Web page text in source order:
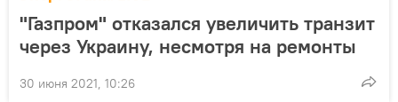
"Газпром" отказался увеличить транзит
через Украину, несмотря на ремонты
30 июня 2021, 10:26